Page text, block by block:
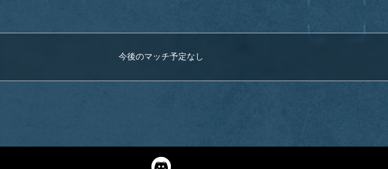
今後のマッチ予定なし